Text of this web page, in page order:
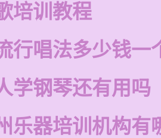
培训教程
行唱法多少钱一
学钢琴还有用吗
乐器培训机构有